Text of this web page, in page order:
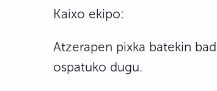
Kaixo ekipo:
Atzerapen pixka batekin
ospatuko dugu.